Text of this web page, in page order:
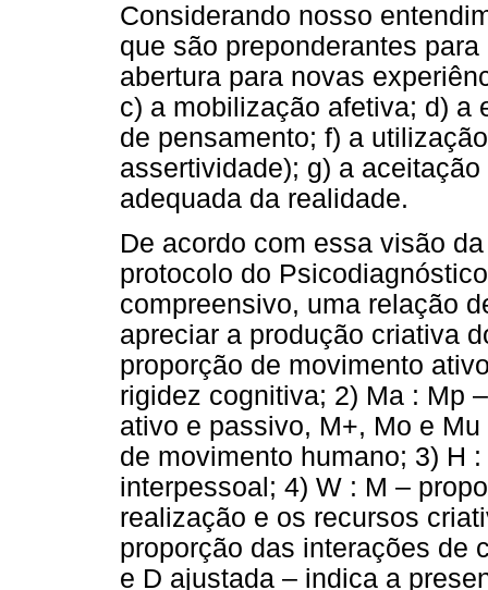
Considerando nosso
que são preponderantes
abertura para novas
c) a mobilização afetiva; d) a
de pensamento; f) a
assertividade); g) a
adequada da realidade.
De acordo com essa visão
protocolo do
compreensivo, uma relação
apreciar a produção criativa
proporção de movimento
rigidez cognitiva; 2) Ma : Mp
ativo e passivo, M+, Mo e
de movimento humano; 3) H
interpessoal; 4) W : M –
realização e os recursos
proporção das interações de
e D ajustada – indica a